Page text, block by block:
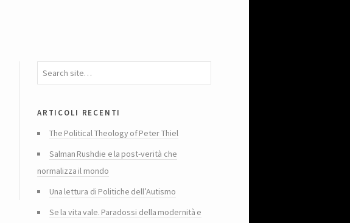
articoli recenti
The Political Theology of Peter Thiel
Salman Rushdie e la post-verità che
normalizza il mondo
Una lettura di Politiche dell’Autismo
Se la vita vale. Paradossi della modernità e